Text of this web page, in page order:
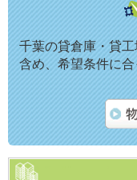
千葉の貸倉庫・貸
含め、希望条件に